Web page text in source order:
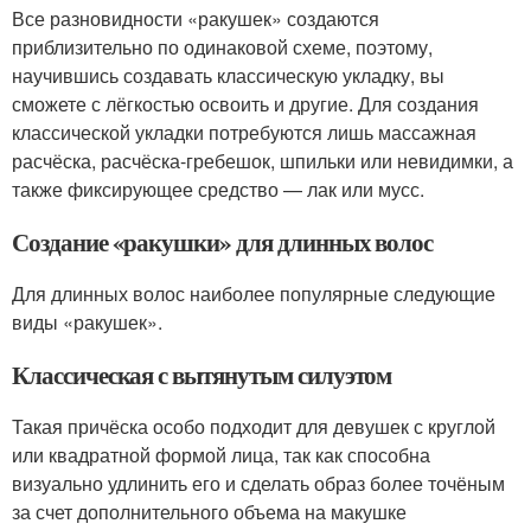
Все разновидности «ракушек» создаются
приблизительно по одинаковой схеме, поэтому,
научившись создавать классическую укладку, вы
сможете с лёгкостью освоить и другие. Для создания
классической укладки потребуются лишь массажная
расчёска, расчёска-гребешок, шпильки или невидимки, а
также фиксирующее средство — лак или мусс.
Создание «ракушки» для длинных волос
Для длинных волос наиболее популярные следующие
виды «ракушек».
Классическая с вытянутым силуэтом
Такая причёска особо подходит для девушек с круглой
или квадратной формой лица, так как способна
визуально удлинить его и сделать образ более точёным
за счет дополнительного объема на макушке